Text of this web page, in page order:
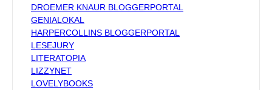
DROEMER KNAUR BLOGGERPORTAL
GENIALOKAL
HARPERCOLLINS BLOGGERPORTAL
LESEJURY
LITERATOPIA
LIZZYNET
LOVELYBOOKS